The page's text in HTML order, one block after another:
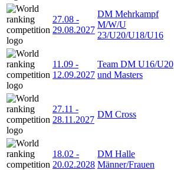
27.08 -
29.08.2027
DM Mehrkampf
M/W/U
23/U20/U18/U16
11.09 -
12.09.2027
Team DM U16/U20
und Masters
27.11 -
28.11.2027
DM Cross
18.02 -
20.02.2028
DM Halle
Männer/Frauen